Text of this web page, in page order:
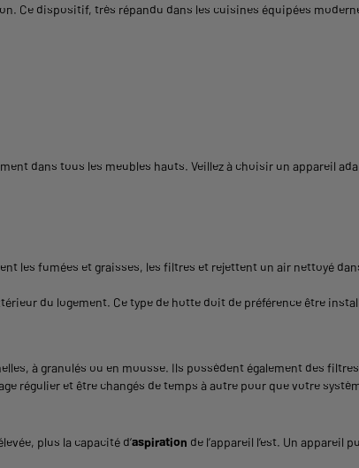
Ce dispositif, très répandu dans les cuisines équipées
dans tous les meubles hauts. Veillez à choisir un appareil
les fumées et graisses, les filtres et rejettent un air nettoyé
du logement. Ce type de hotte doit de préférence être
à granulés ou en mousse. Ils possèdent également des
régulier et être changés de temps à autre pour que votre
plus la capacité d’aspiration de l’appareil l’est. Un appareil